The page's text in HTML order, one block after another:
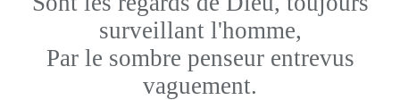
surveillant l'homme,
Par le sombre penseur entrevus
vaguement.